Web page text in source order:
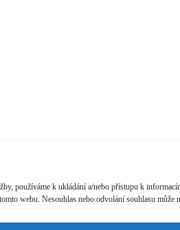
používáme k ukládání a/nebo přístupu k
webu. Nesouhlas nebo odvolání souhlasu